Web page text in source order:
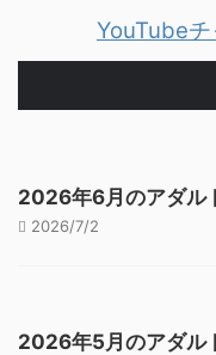
YouTube
2026年6月のアダル
2026/7/2
2026年5月のアダル